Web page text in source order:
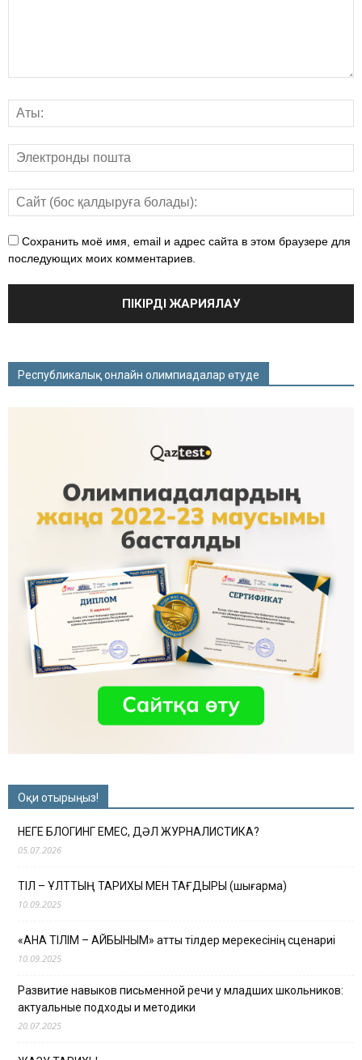
Сохранить моё имя, email и адрес сайта в этом браузере для
последующих моих комментариев.
Республикалық онлайн олимпиадалар өтуде
Оқи отырыңыз!
НЕГЕ БЛОГИНГ ЕМЕС, ДӘЛ ЖУРНАЛИСТИКА?
05.07.2026
ТІЛ – ҰЛТТЫҢ ТАРИХЫ МЕН ТАҒДЫРЫ (шығарма)
10.09.2025
«АНА ТІЛІМ – АЙБЫНЫМ» атты тілдер мерекесінің сценариі
10.09.2025
Развитие навыков письменной речи у младших школьников:
актуальные подходы и методики
20.07.2025